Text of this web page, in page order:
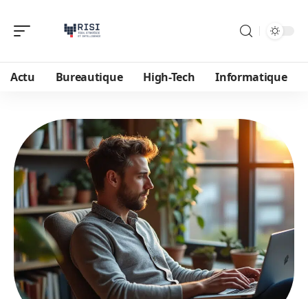
Actu Bureautique High-Tech Informatique